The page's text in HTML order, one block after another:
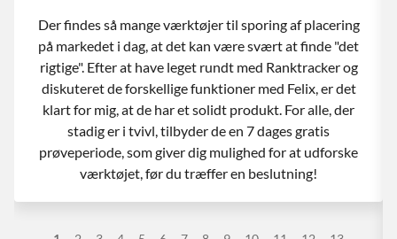
Der findes så mange værktøjer til sporing af placering
på markedet i dag, at det kan være svært at finde "det
rigtige". Efter at have leget rundt med Ranktracker og
diskuteret de forskellige funktioner med Felix, er det
klart for mig, at de har et solidt produkt. For alle, der
stadig er i tvivl, tilbyder de en 7 dages gratis
prøveperiode, som giver dig mulighed for at udforske
værktøjet, før du træffer en beslutning!